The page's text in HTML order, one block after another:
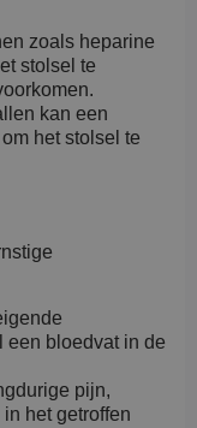
zoals heparine
stolsel te
kan een
het stolsel te
een bloedvat in de
pijn,
het getroffen